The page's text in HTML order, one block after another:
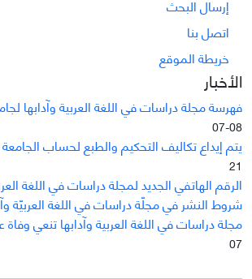
إرسال البحث
اتصل بنا
خريطة الموقع
الأخبار
فهرسة مجلة دراسات في اللغة العربية وآدابها
08-07
يتم إيداع تکاليف التحکيم والطبع لحساب
21
الرقم الهاتفي الجديد لمجلة دراسات في اللغة
شروط النشر في مجلّة دراسات في اللغة العربيّة
مجلة دراسات في اللغة العربية وآدابها تنعي
07